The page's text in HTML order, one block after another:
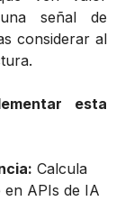
señal de
considerar al
esta
Calcula
en APIs de IA